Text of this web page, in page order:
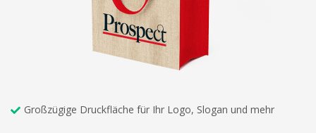
Großzügige Druckfläche für Ihr Logo, Slogan und mehr